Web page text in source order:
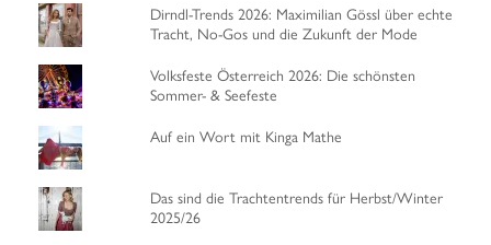
Dirndl-Trends 2026: Maximilian Gössl über echte
Tracht, No-Gos und die Zukunft der Mode
Volksfeste Österreich 2026: Die schönsten
Sommer- & Seefeste
Auf ein Wort mit Kinga Mathe
Das sind die Trachtentrends für Herbst/Winter
2025/26